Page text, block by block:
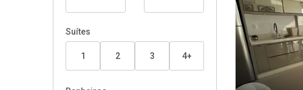
Suítes
1 2 3 4+